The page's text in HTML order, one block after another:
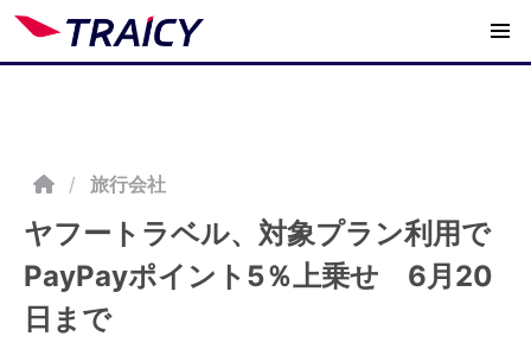
/ 旅行会社
ヤフートラベル、対象プラン利用で
PayPayポイント5％上乗せ 6月20
日まで